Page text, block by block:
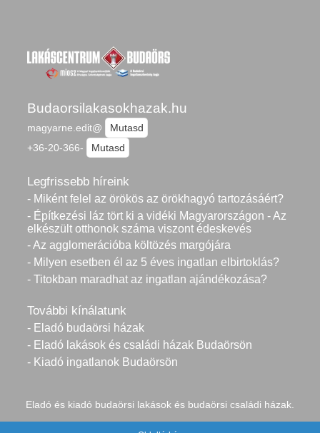
Budaorsilakasokhazak.hu
magyarne.edit@
Mutasd
+36-20-366-
Mutasd
Legfrissebb híreink
- Miként felel az örökös az örökhagyó tartozásáért?
- Építkezési láz tört ki a vidéki Magyarországon - Az
elkészült otthonok száma viszont édeskevés
- Az agglomerációba költözés margójára
- Milyen esetben él az 5 éves ingatlan elbirtoklás?
- Titokban maradhat az ingatlan ajándékozása?
További kínálatunk
- Eladó budaörsi házak
- Eladó lakások és családi házak Budaörsön
- Kiadó ingatlanok Budaörsön
Eladó és kiadó budaörsi lakások és budaörsi családi házak.